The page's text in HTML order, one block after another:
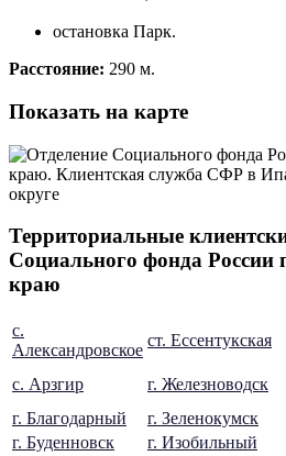
остановка Парк.
Расстояние: 290 м.
Показать на карте
Территориальные
Социального фонда России
краю
с.
Александровское
ст. Ессентукская
с. Арзгир
г. Железноводск
г. Благодарный
г. Зеленокумск
г. Буденновск
г. Изобильный